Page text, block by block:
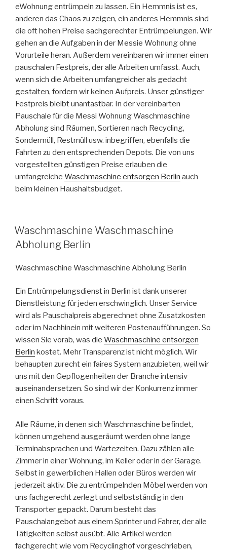
eWohnung entrümpeln zu lassen. Ein Hemmnis ist es,
anderen das Chaos zu zeigen, ein anderes Hemmnis sind
die oft hohen Preise sachgerechter Entrümpelungen. Wir
gehen an die Aufgaben in der Messie Wohnung ohne
Vorurteile heran. Außerdem vereinbaren wir immer einen
pauschalen Festpreis, der alle Arbeiten umfasst. Auch,
wenn sich die Arbeiten umfangreicher als gedacht
gestalten, fordern wir keinen Aufpreis. Unser günstiger
Festpreis bleibt unantastbar. In der vereinbarten
Pauschale für die Messi Wohnung Waschmaschine
Abholung sind Räumen, Sortieren nach Recycling,
Sondermüll, Restmüll usw. inbegriffen, ebenfalls die
Fahrten zu den entsprechenden Depots. Die von uns
vorgestellten günstigen Preise erlauben die
umfangreiche Waschmaschine entsorgen Berlin auch
beim kleinen Haushaltsbudget.
VERÖFFENTLICHT
AM
Waschmaschine Waschmaschine
Abholung Berlin
Waschmaschine Waschmaschine Abholung Berlin
Ein Entrümpelungsdienst in Berlin ist dank unserer
Dienstleistung für jeden erschwinglich. Unser Service
wird als Pauschalpreis abgerechnet ohne Zusatzkosten
oder im Nachhinein mit weiteren Postenaufführungen. So
wissen Sie vorab, was die Waschmaschine entsorgen
Berlin kostet. Mehr Transparenz ist nicht möglich. Wir
behaupten zurecht ein faires System anzubieten, weil wir
uns mit den Gepflogenheiten der Branche intensiv
auseinandersetzen. So sind wir der Konkurrenz immer
einen Schritt voraus.
Alle Räume, in denen sich Waschmaschine befindet,
können umgehend ausgeräumt werden ohne lange
Terminabsprachen und Wartezeiten. Dazu zählen alle
Zimmer in einer Wohnung, im Keller oder in der Garage.
Selbst in gewerblichen Hallen oder Büros werden wir
jederzeit aktiv. Die zu entrümpelnden Möbel werden von
uns fachgerecht zerlegt und selbstständig in den
Transporter gepackt. Darum besteht das
Pauschalangebot aus einem Sprinter und Fahrer, der alle
Tätigkeiten selbst ausübt. Alle Artikel werden
fachgerecht wie vom Recyclinghof vorgeschrieben,